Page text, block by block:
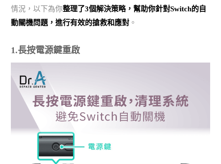
情況，以下為你整理了3個解決策略，幫助你針對Switch的自
動關機問題，進行有效的搶救和應對 。
1.長按電源鍵重啟